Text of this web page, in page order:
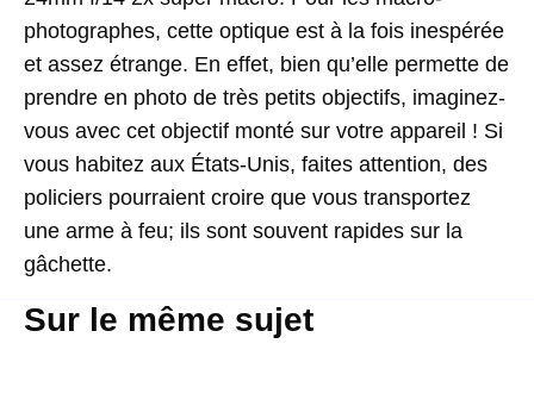
photographes, cette optique est à la fois inespérée
et assez étrange. En effet, bien qu’elle permette de
prendre en photo de très petits objectifs, imaginez-
vous avec cet objectif monté sur votre appareil ! Si
vous habitez aux États-Unis, faites attention, des
policiers pourraient croire que vous transportez
une arme à feu; ils sont souvent rapides sur la
gâchette.
Sur le même sujet